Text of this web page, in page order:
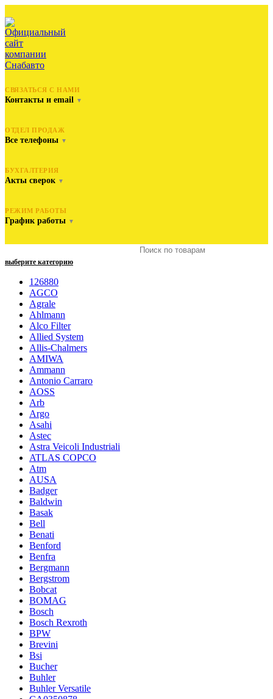
СВЯЗАТЬСЯ С НАМИ
Контакты и email ▼
ОТДЕЛ ПРОДАЖ
Все телефоны ▼
БУХГАЛТЕРИЯ
Акты сверок ▼
РЕЖИМ РАБОТЫ
График работы ▼
выберите категорию
126880
AGCO
Agrale
Ahlmann
Alco Filter
Allied System
Allis-Chalmers
AMIWA
Ammann
Antonio Carraro
AOSS
Arb
Argo
Asahi
Astec
Astra Veicoli Industriali
ATLAS COPCO
Atm
AUSA
Badger
Baldwin
Basak
Bell
Benati
Benford
Benfra
Bergmann
Bergstrom
Bobcat
BOMAG
Bosch
Bosch Rexroth
BPW
Brevini
Bsi
Bucher
Buhler
Buhler Versatile